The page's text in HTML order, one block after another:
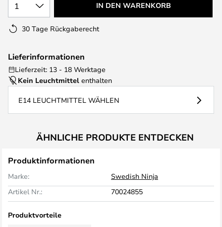
1 IN DEN WARENKORB
30 Tage Rückgaberecht
Lieferinformationen
Lieferzeit: 13 - 18 Werktage
Kein Leuchtmittel enthalten
E14 LEUCHTMITTEL WÄHLEN
ÄHNLICHE PRODUKTE ENTDECKEN
Produktinformationen
Marke:
Swedish Ninja
Artikel Nr.:
70024855
Produktvorteile